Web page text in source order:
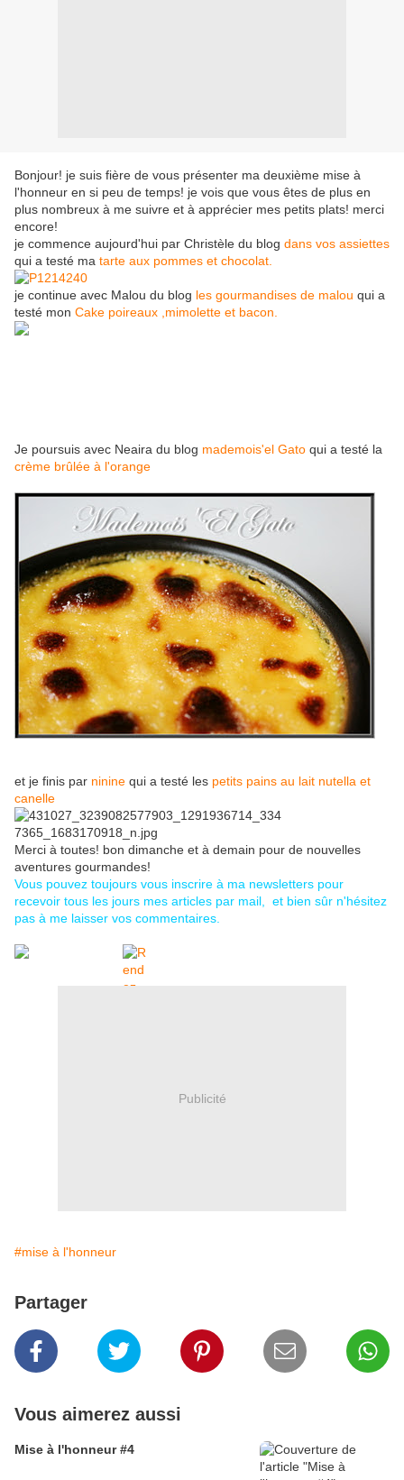
Bonjour! je suis fière de vous présenter ma deuxième mise à
l'honneur en si peu de temps! je vois que vous êtes de plus en
plus nombreux à me suivre et à apprécier mes petits plats! merci
encore!
je commence aujourd'hui par Christèle du blog dans vos assiettes
qui a testé ma tarte aux pommes et chocolat.
je continue avec Malou du blog les gourmandises de malou qui a
testé mon Cake poireaux ,mimolette et bacon.
Je poursuis avec Neaira du blog mademois'el Gato qui a testé la
crème brûlée à l'orange
et je finis par ninine qui a testé les petits pains au lait nutella et
canelle
Merci à toutes! bon dimanche et à demain pour de nouvelles
aventures gourmandes!
Vous pouvez toujours vous inscrire à ma newsletters pour
recevoir tous les jours mes articles par mail, et bien sûr n'hésitez
pas à me laisser vos commentaires.
Publicité
#mise à l'honneur
Partager
Vous aimerez aussi
Mise à l'honneur #4